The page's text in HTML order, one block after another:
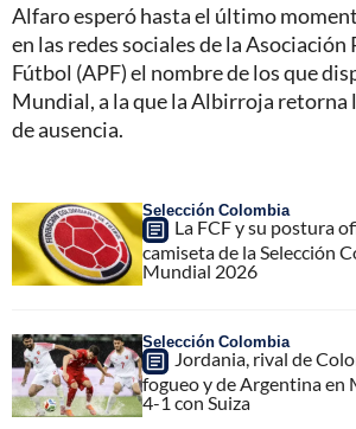
Alfaro esperó hasta el último
en las redes sociales de la Asociación
Fútbol (APF) el nombre de los que
Mundial, a la que la Albirroja retorna
de ausencia.
Selección Colombia
La FCF y su postura
camiseta de la Selección
Mundial 2026
Selección Colombia
Jordania, rival de
fogueo y de Argentina en
4-1 con Suiza